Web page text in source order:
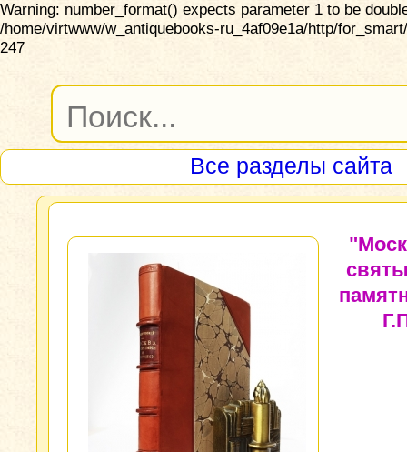
Warning: number_format() expects parameter 1 to be
/home/virtwww/w_antiquebooks-ru_4af09e1a/http/
247
Все разделы сайта